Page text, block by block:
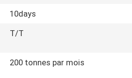
10days
T/T
200 tonnes par mois